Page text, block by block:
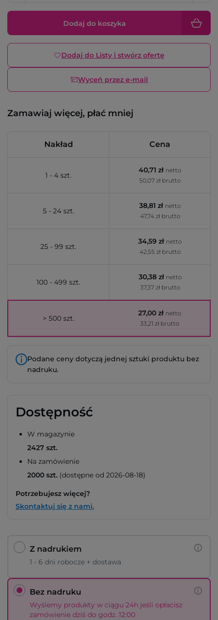
Dodaj do koszyka
Dodaj do Listy i stwórz ofertę
Wyceń przez e-mail
Zamawiaj więcej, płać mniej
Nakład Cena
1 - 4 szt.
40,71 zł netto
50,07 zł brutto
5 - 24 szt.
38,81 zł netto
47,74 zł brutto
25 - 99 szt.
34,59 zł netto
42,55 zł brutto
100 - 499 szt.
30,38 zł netto
37,37 zł brutto
> 500 szt.
27,00 zł netto
33,21 zł brutto
Podane ceny dotyczą jednej sztuki produktu bez
nadruku.
Dostępność
W magazynie
2427 szt.
Na zamówienie
2000 szt. (dostępne od 2026-08-18)
Potrzebujesz więcej?
Skontaktuj się z nami.
Z nadrukiem
1 - 6 dni robocze + dostawa
Bez nadruku
Wyślemy produkty w ciągu 24h jeśli opłacisz
zamówienie dziś do godz. 12:00